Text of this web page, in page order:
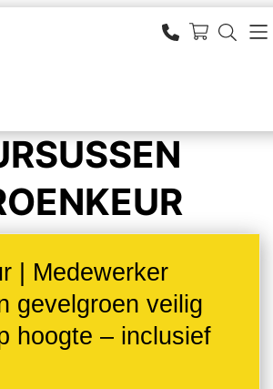
| Medewerker
gevelgroen veilig
hoogte – inclusief